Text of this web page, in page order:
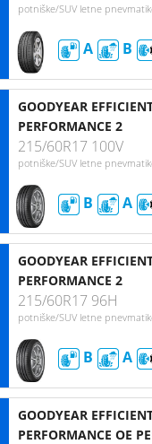
potniške/SUV letne
A B
GOODYEAR
PERFORMANCE 2
215/60R17 100V
potniške/SUV letne
B A
GOODYEAR
PERFORMANCE 2
215/60R17 96H
potniške/SUV letne
B A
GOODYEAR
PERFORMANCE OE